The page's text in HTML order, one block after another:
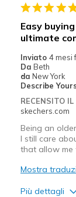
Going Out
Travel
Width
Sizing
Easy
ultimate
Inviato 4 mesi
Da Beth
da New York
Describe
RECENSITO IL
skechers.com
Being an
I still care
that allow me
Mostra
Più dettagli